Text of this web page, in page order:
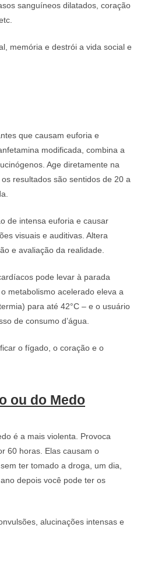
sanguíneos dilatados, coração
memória e destrói a vida social e
que causam euforia e
modificada, combina a
Age diretamente na
resultados são sentidos de 20 a
de intensa euforia e causar
visuais e auditivas. Altera
e avaliação da realidade.
pode levar à parada
metabolismo acelerado eleva a
para até 42°C – e o usuário
de consumo d’água.
o fígado, o coração e o
ou do Medo
é a mais violenta. Provoca
60 horas. Elas causam o
ter tomado a droga, um dia,
depois você pode ter os
alucinações intensas e